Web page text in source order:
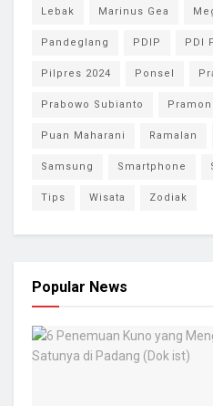
Lebak Marinus Gea
Pandeglang PDIP PDI
Pilpres 2024 Ponsel
Prabowo Subianto
Puan Maharani Ramalan
Samsung Smartphone
Tips Wisata Zodiak
Popular News